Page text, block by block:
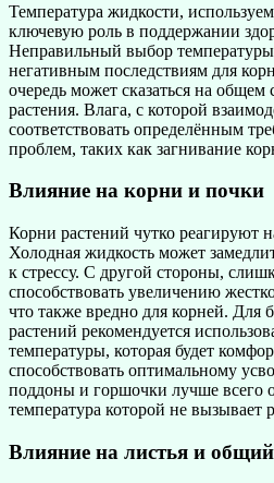
Температура жидкости,
ключевую роль в поддержании
Неправильный выбор
негативным последствиям для
очередь может сказаться на общем
растения. Влага, с которой
соответствовать определённым
проблем, таких как загнивание
Влияние на корни и почки
Корни растений чутко реагируют
Холодная жидкость может
к стрессу. С другой стороны,
способствовать увеличению
что также вредно для корней. Для
растений рекомендуется
температуры, которая будет
способствовать оптимальному
поддоны и горшочки лучше всего
температура которой не вызывает
Влияние на листья и общий